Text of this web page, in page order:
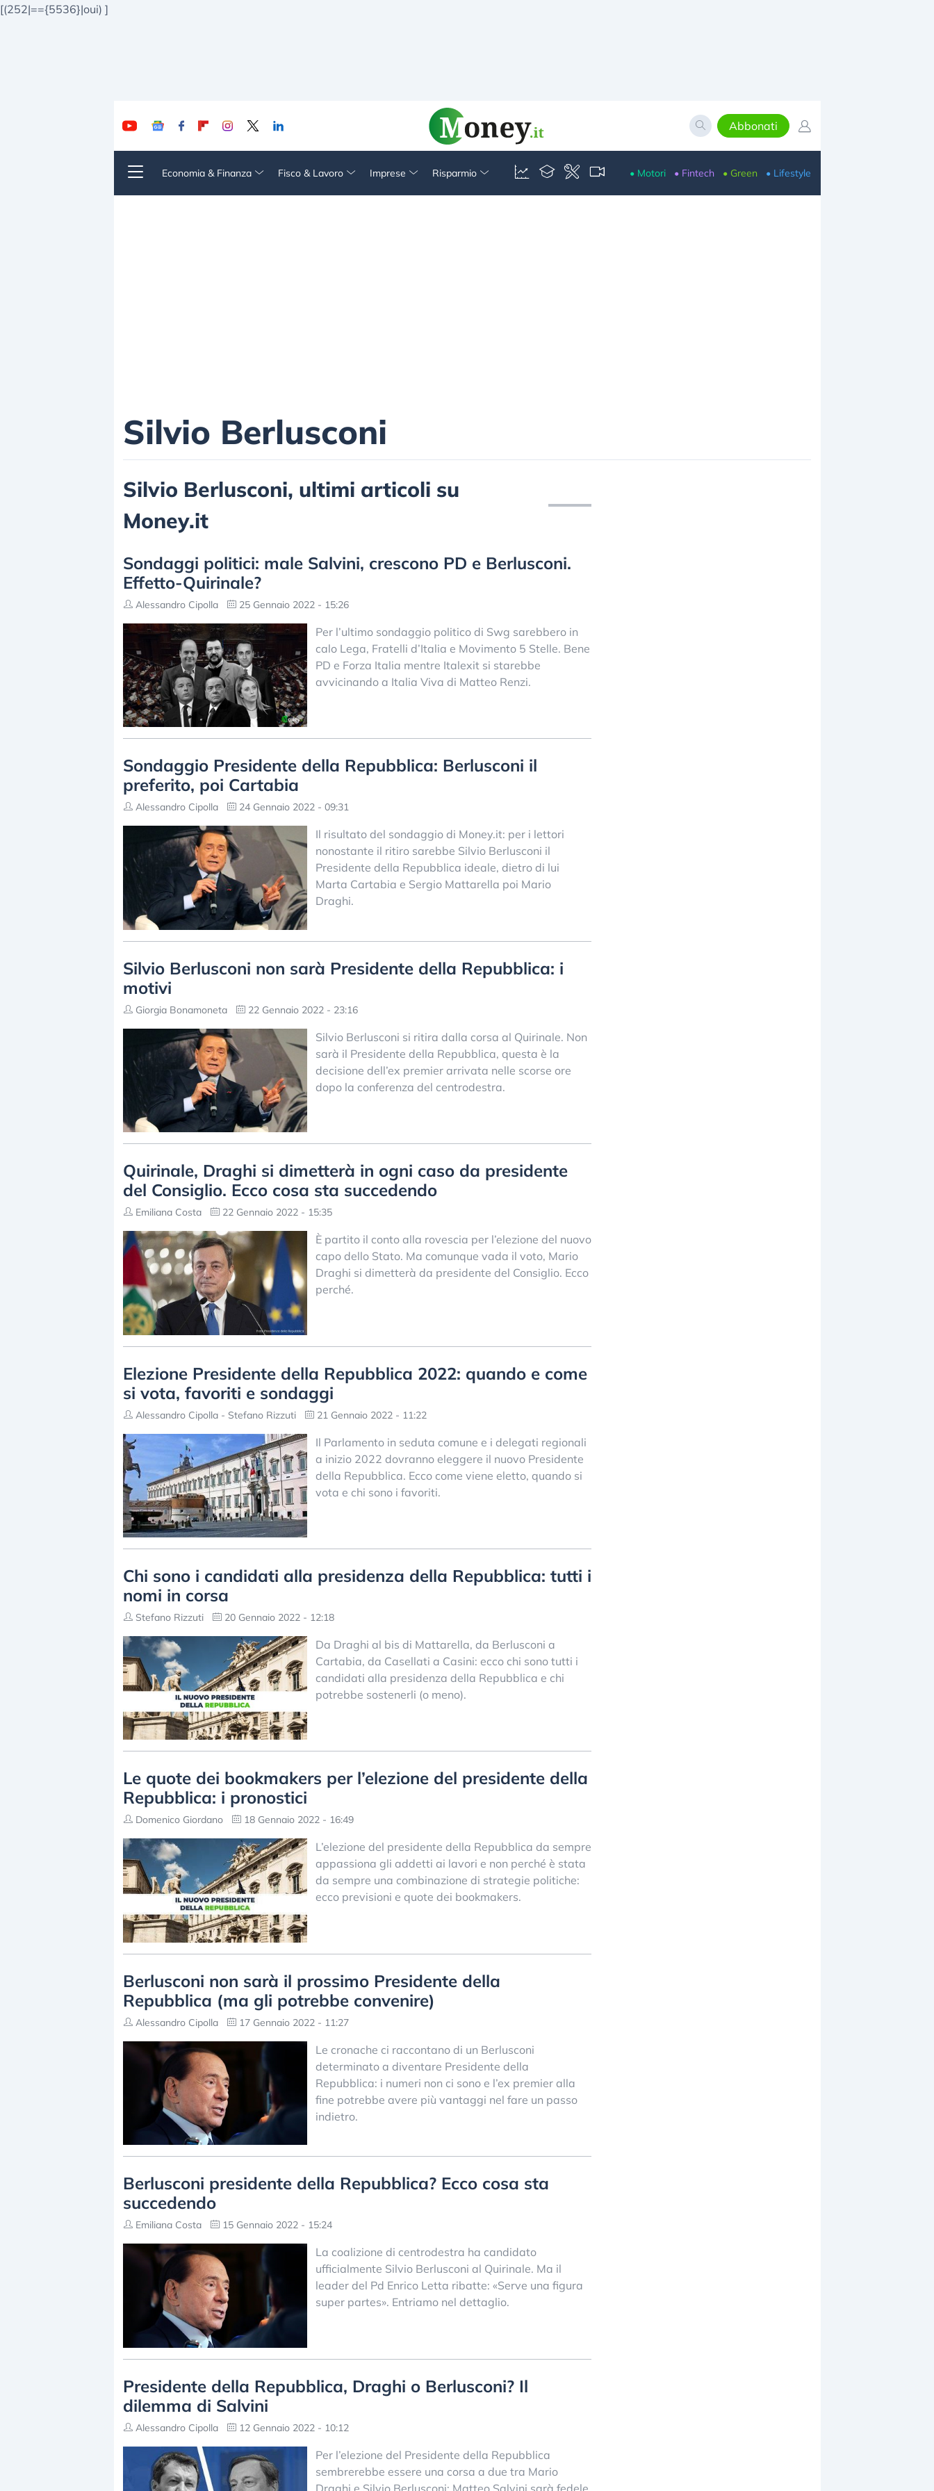
[(252|=={5536}|oui) ]
Abbonati
Economia & Finanza Fisco & Lavoro Imprese Risparmio • Motori • Fintech • Green • Lifestyle
Silvio Berlusconi
Silvio Berlusconi, ultimi articoli su
Money.it
Sondaggi politici: male Salvini, crescono PD e Berlusconi.
Effetto-Quirinale?
Alessandro Cipolla 25 Gennaio 2022 - 15:26
Per l’ultimo sondaggio politico di Swg sarebbero in
calo Lega, Fratelli d’Italia e Movimento 5 Stelle. Bene
PD e Forza Italia mentre Italexit si starebbe
avvicinando a Italia Viva di Matteo Renzi.
Sondaggio Presidente della Repubblica: Berlusconi il
preferito, poi Cartabia
Alessandro Cipolla 24 Gennaio 2022 - 09:31
Il risultato del sondaggio di Money.it: per i lettori
nonostante il ritiro sarebbe Silvio Berlusconi il
Presidente della Repubblica ideale, dietro di lui
Marta Cartabia e Sergio Mattarella poi Mario
Draghi.
Silvio Berlusconi non sarà Presidente della Repubblica: i
motivi
Giorgia Bonamoneta 22 Gennaio 2022 - 23:16
Silvio Berlusconi si ritira dalla corsa al Quirinale. Non
sarà il Presidente della Repubblica, questa è la
decisione dell’ex premier arrivata nelle scorse ore
dopo la conferenza del centrodestra.
Quirinale, Draghi si dimetterà in ogni caso da presidente
del Consiglio. Ecco cosa sta succedendo
Emiliana Costa 22 Gennaio 2022 - 15:35
È partito il conto alla rovescia per l’elezione del nuovo
capo dello Stato. Ma comunque vada il voto, Mario
Draghi si dimetterà da presidente del Consiglio. Ecco
perché.
Elezione Presidente della Repubblica 2022: quando e come
si vota, favoriti e sondaggi
Alessandro Cipolla - Stefano Rizzuti 21 Gennaio 2022 - 11:22
Il Parlamento in seduta comune e i delegati regionali
a inizio 2022 dovranno eleggere il nuovo Presidente
della Repubblica. Ecco come viene eletto, quando si
vota e chi sono i favoriti.
Chi sono i candidati alla presidenza della Repubblica: tutti i
nomi in corsa
Stefano Rizzuti 20 Gennaio 2022 - 12:18
Da Draghi al bis di Mattarella, da Berlusconi a
Cartabia, da Casellati a Casini: ecco chi sono tutti i
candidati alla presidenza della Repubblica e chi
potrebbe sostenerli (o meno).
Le quote dei bookmakers per l’elezione del presidente della
Repubblica: i pronostici
Domenico Giordano 18 Gennaio 2022 - 16:49
L’elezione del presidente della Repubblica da sempre
appassiona gli addetti ai lavori e non perché è stata
da sempre una combinazione di strategie politiche:
ecco previsioni e quote dei bookmakers.
Berlusconi non sarà il prossimo Presidente della
Repubblica (ma gli potrebbe convenire)
Alessandro Cipolla 17 Gennaio 2022 - 11:27
Le cronache ci raccontano di un Berlusconi
determinato a diventare Presidente della
Repubblica: i numeri non ci sono e l’ex premier alla
fine potrebbe avere più vantaggi nel fare un passo
indietro.
Berlusconi presidente della Repubblica? Ecco cosa sta
succedendo
Emiliana Costa 15 Gennaio 2022 - 15:24
La coalizione di centrodestra ha candidato
ufficialmente Silvio Berlusconi al Quirinale. Ma il
leader del Pd Enrico Letta ribatte: «Serve una figura
super partes». Entriamo nel dettaglio.
Presidente della Repubblica, Draghi o Berlusconi? Il
dilemma di Salvini
Alessandro Cipolla 12 Gennaio 2022 - 10:12
Per l’elezione del Presidente della Repubblica
sembrerebbe essere una corsa a due tra Mario
Draghi e Silvio Berlusconi: Matteo Salvini sarà fedele